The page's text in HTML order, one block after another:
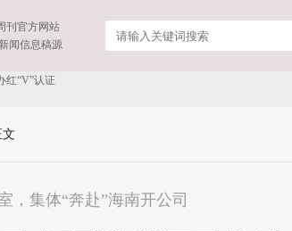
刊官方网站
闻信息稿源
红“V”认证
文
，集体“奔赴”海南开公司